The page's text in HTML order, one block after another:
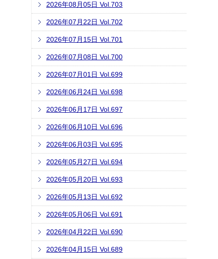
2026年08月05日 Vol.703
2026年07月22日 Vol.702
2026年07月15日 Vol.701
2026年07月08日 Vol.700
2026年07月01日 Vol.699
2026年06月24日 Vol.698
2026年06月17日 Vol.697
2026年06月10日 Vol.696
2026年06月03日 Vol.695
2026年05月27日 Vol.694
2026年05月20日 Vol.693
2026年05月13日 Vol.692
2026年05月06日 Vol.691
2026年04月22日 Vol.690
2026年04月15日 Vol.689